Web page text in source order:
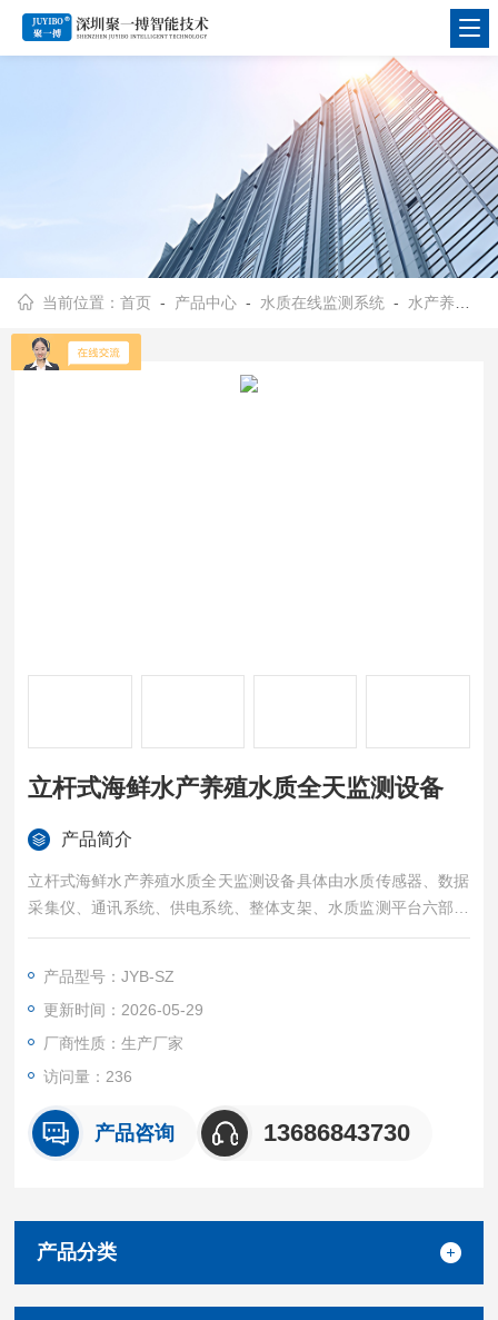
当前位置：首页 - 产品中心 - 水质在线监测系统 - 水产养殖水质在线监测系统
立杆式海鲜水产养殖水质全天监测设备
产品简介
立杆式海鲜水产养殖水质全天监测设备具体由水质传感器、数据
采集仪、通讯系统、供电系统、整体支架、水质监测平台六部分
组成。可同时监测水温、PH、溶解氧、电导率、氨氮、浊度、C
时时钟、数据定时存储、参数设定、友好的人机界面和标准通信
功能。
产品型号：JYB-SZ
更新时间：2026-05-29
厂商性质：生产厂家
访问量：236
产品咨询 13686843730
产品分类